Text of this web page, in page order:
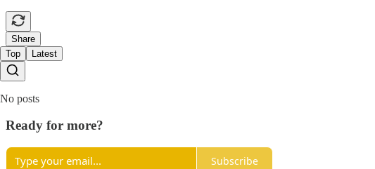
Share
Top
Latest
No posts
Ready for more?
Subscribe